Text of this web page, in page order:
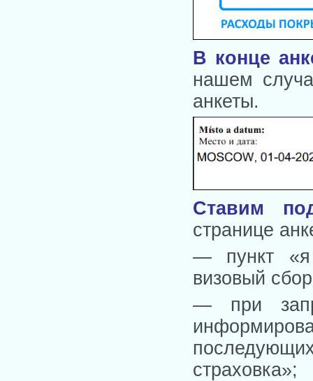
В конце
нашем
анкеты.
Ставим
странице
— пункт «я
визовый
— при
страховка»;